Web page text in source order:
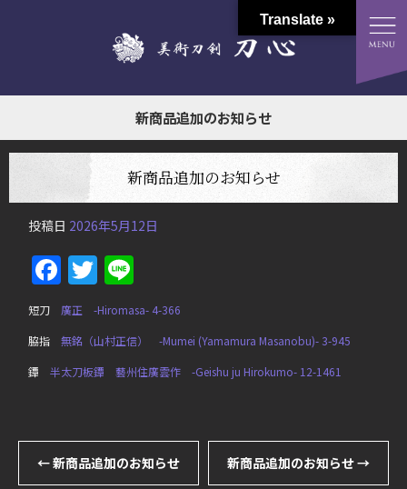
新商品追加のお知らせ
新商品追加のお知らせ
投稿日 2026年5月12日
Facebook
Twitter
短刀 廣正 -Hiromasa- 4-366
脇指無銘（山村正信） -Mumei (Yamamura Masanobu)- 3-945
鐔半太刀板鐔 藝州住廣雲作 -Geishu ju Hirokumo- 12-1461
←新商品追加のお知らせ 新商品追加のお知らせ→
Translate »